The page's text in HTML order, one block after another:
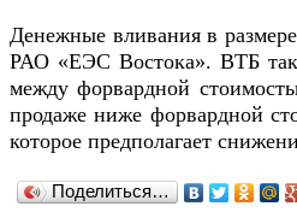
Денежные вливания в
РАО «ЕЭС Востока». ВТБ
между форвардной
продаже ниже форвардной
которое предполагает
Поделиться…